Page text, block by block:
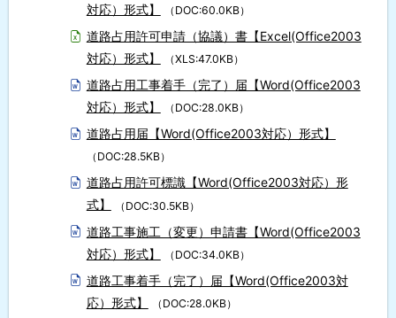
対応）形式】
（DOC:60.0KB）
道路占用許可申請（協議）書【Excel(Office2003
対応）形式】
（XLS:47.0KB）
道路占用工事着手（完了）届【Word(Office2003
対応）形式】
（DOC:28.0KB）
道路占用届【Word(Office2003対応）形式】
（DOC:28.5KB）
道路占用許可標識【Word(Office2003対応）形
式】
（DOC:30.5KB）
道路工事施工（変更）申請書【Word(Office2003
対応）形式】
（DOC:34.0KB）
道路工事着手（完了）届【Word(Office2003対
応）形式】
（DOC:28.0KB）